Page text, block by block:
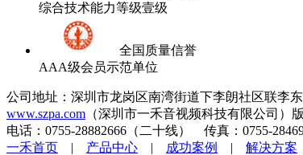
综合技术能力等级壹级
全国质量信誉
AAA级会员示范单位
公司地址：深圳市龙岗区南湾街道下李朗社区联李
www.szpa.com （深圳市一禾音视频科技有限公司）
电话：0755-28882666（二十线） 传真：0755-
一禾首页 | 产品中心 | 成功案例 | 解决方案